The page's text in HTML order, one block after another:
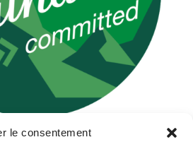
le consentement